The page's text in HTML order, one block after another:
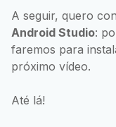
A seguir, quero
Android Studio:
faremos para
próximo vídeo.
Até lá!